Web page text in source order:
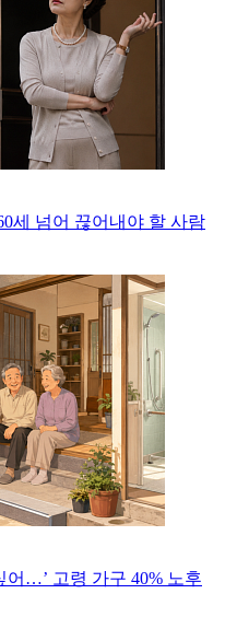
세 넘어 끊어내야 할 사람
어…’ 고령 가구 40% 노후